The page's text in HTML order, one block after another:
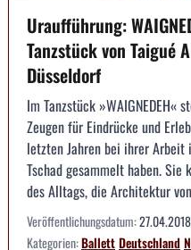
Uraufführung:
Tanzstück von Taigué
Düsseldorf
Im Tanzstück »WAIGNEDEH«
Zeugen für Eindrücke und
letzten Jahren bei ihrer Arbeit
Tschad gesammelt haben. Sie
des Alltags, die Architektur
Veröffentlichungsdatum:27.04.2018
Kategorien:BallettDeutschland